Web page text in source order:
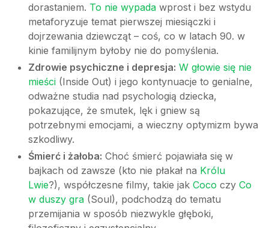
dorastaniem. To nie wypada wprost i bez wstydu
metaforyzuje temat pierwszej miesiączki i
dojrzewania dziewcząt – coś, co w latach 90. w
kinie familijnym byłoby nie do pomyślenia.
Zdrowie psychiczne i depresja: W głowie się nie
mieści (Inside Out) i jego kontynuacje to genialne,
odważne studia nad psychologią dziecka,
pokazujące, że smutek, lęk i gniew są
potrzebnymi emocjami, a wieczny optymizm bywa
szkodliwy.
Śmierć i żałoba: Choć śmierć pojawiała się w
bajkach od zawsze (kto nie płakał na Królu
Lwie?), współczesne filmy, takie jak Coco czy Co
w duszy gra (Soul), podchodzą do tematu
przemijania w sposób niezwykle głęboki,